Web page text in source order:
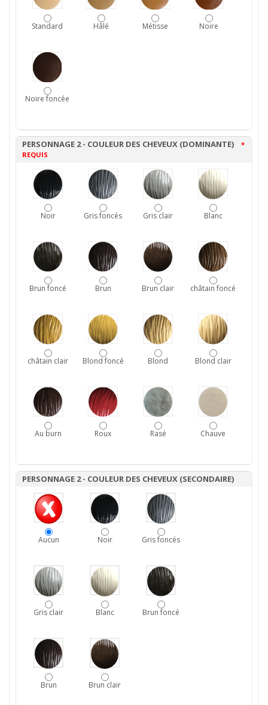
Standard Hâlé Métisse Noire
Noire foncée
PERSONNAGE 2 - COULEUR DES CHEVEUX (DOMINANTE) *
REQUIS
Noir Gris foncés Gris clair Blanc
Brun foncé Brun Brun clair châtain foncé
châtain clair Blond foncé Blond Blond clair
Au burn Roux Rasé Chauve
PERSONNAGE 2 - COULEUR DES CHEVEUX (SECONDAIRE)
Aucun Noir Gris foncés
Gris clair Blanc Brun foncé
Brun Brun clair